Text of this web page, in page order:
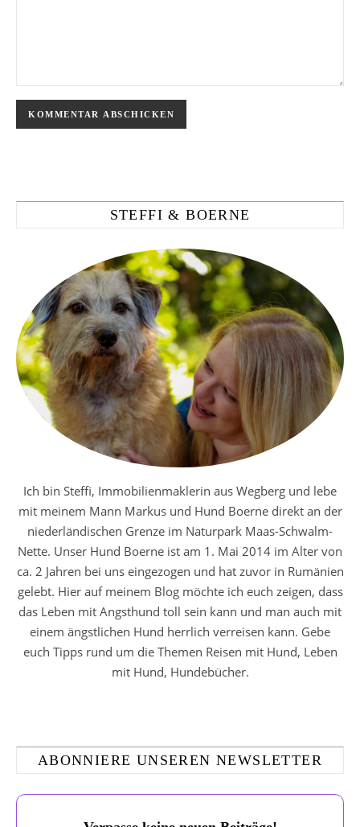
STEFFI & BOERNE
Ich bin Steffi, Immobilienmaklerin aus Wegberg und lebe
mit meinem Mann Markus und Hund Boerne direkt an der
niederländischen Grenze im Naturpark Maas-Schwalm-
Nette. Unser Hund Boerne ist am 1. Mai 2014 im Alter von
ca. 2 Jahren bei uns eingezogen und hat zuvor in Rumänien
gelebt. Hier auf meinem Blog möchte ich euch zeigen, dass
das Leben mit Angsthund toll sein kann und man auch mit
einem ängstlichen Hund herrlich verreisen kann. Gebe
euch Tipps rund um die Themen Reisen mit Hund, Leben
mit Hund, Hundebücher.
ABONNIERE UNSEREN NEWSLETTER